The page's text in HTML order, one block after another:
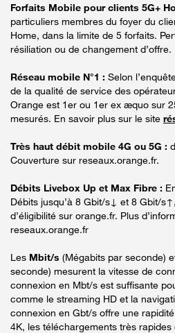
Forfaits Mobile pour clients 5G+
particuliers membres du foyer du
Home, dans la limite de 5 forfaits.
résiliation ou de changement d’offre.
Réseau mobile N°1 : Selon
de la qualité de service des
Orange est 1er ou 1er ex æquo sur
mesurés. En savoir plus sur le site
Très haut débit mobile 4G ou 5G :
Couverture sur reseaux.orange.fr.
Débits Livebox Up et Max Fibre :
Débits jusqu’à 8 Gbit/s↓ et 8 Gbit/
d’éligibilité sur orange.fr. Plus
reseaux.orange.fr
Les Mbit/s (Mégabits par seconde)
seconde) mesurent la vitesse de
connexion en Mbt/s est suffisante
comme le streaming HD et la
connexion en Gbt/s offre une
4K, les téléchargements très